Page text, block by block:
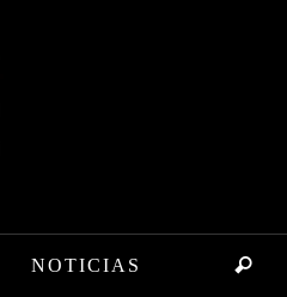
NOTICIAS